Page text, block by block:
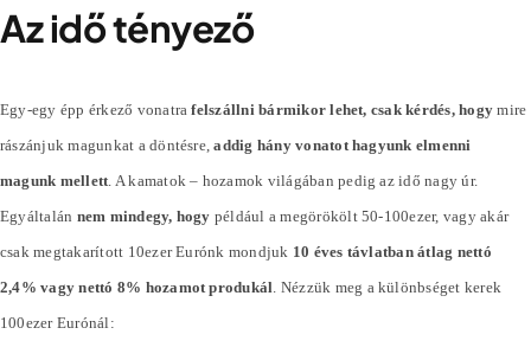
Az idő tényező
Egy-egy épp érkező vonatrafelszállni bármikor lehet, csak kérdés, hogy mire
rászánjuk magunkat a döntésre,addig hány vonatot hagyunk elmenni
magunk mellett. A kamatok – hozamok világában pedig az idő nagy úr.
Egyáltalán nem mindegy, hogy például a megörökölt 50-100ezer, vagy akár
csak megtakarított 10ezer Eurónk mondjuk 10 éves távlatban átlag nettó
2,4% vagy nettó 8% hozamot produkál. Nézzük meg a különbséget kerek
100ezer Eurónál: